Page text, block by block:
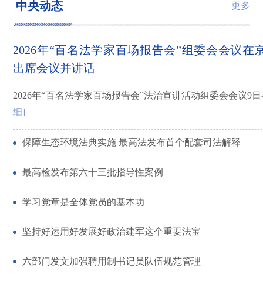
更多
中央动态
2026年“百名法学家百场报告会”组委会会议在
出席会议并讲话
2026年“百名法学家百场报告会”法治宣讲活动组委会会议9
细]
保障生态环境法典实施 最高法发布首个配套司法解释
最高检发布第六十三批指导性案例
学习党章是全体党员的基本功
坚持好运用好发展好政治建军这个重要法宝
六部门发文加强聘用制书记员队伍规范管理